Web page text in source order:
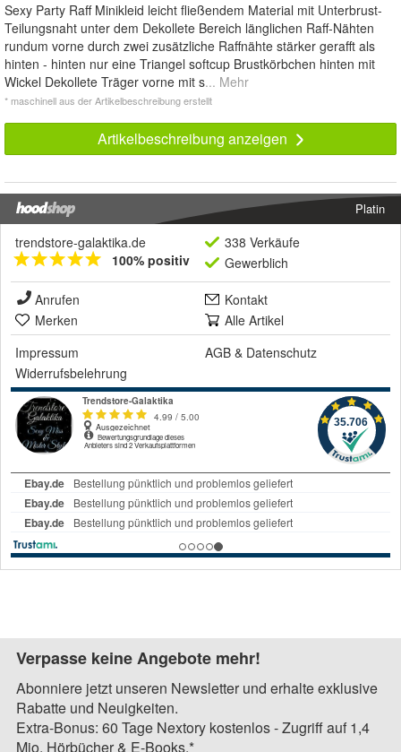
Sexy Party Raff Minikleid leicht fließendem Material mit Unterbrust-
Teilungsnaht unter dem Dekollete Bereich länglichen Raff-Nähten
rundum vorne durch zwei zusätzliche Raffnähte stärker gerafft als
hinten - hinten nur eine Triangel softcup Brustkörbchen hinten mit
Wickel Dekollete Träger vorne mit s... Mehr
* maschinell aus der Artikelbeschreibung erstellt
Artikelbeschreibung anzeigen
Platin
trendstore-galaktika.de
100% positiv
338 Verkäufe
Gewerblich
Anrufen
Kontakt
Merken
Alle Artikel
Impressum
AGB & Datenschutz
Widerrufsbelehrung
Verpasse keine Angebote mehr!
Abonniere jetzt unseren Newsletter und erhalte exklusive
Rabatte und Neuigkeiten.
Extra-Bonus: 60 Tage Nextory kostenlos - Zugriff auf 1,4
Mio. Hörbücher & E-Books.*